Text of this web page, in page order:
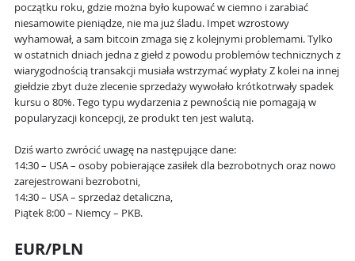
początku roku, gdzie można było kupować w ciemno i zarabiać
niesamowite pieniądze, nie ma już śladu. Impet wzrostowy
wyhamował, a sam bitcoin zmaga się z kolejnymi problemami. Tylko
w ostatnich dniach jedna z giełd z powodu problemów technicznych z
wiarygodnością transakcji musiała wstrzymać wypłaty Z kolei na innej
giełdzie zbyt duże zlecenie sprzedaży wywołało krótkotrwały spadek
kursu o 80%. Tego typu wydarzenia z pewnością nie pomagają w
popularyzacji koncepcji, że produkt ten jest walutą.
Dziś warto zwrócić uwagę na następujące dane:
14:30 – USA – osoby pobierające zasiłek dla bezrobotnych oraz nowo
zarejestrowani bezrobotni,
14:30 – USA – sprzedaż detaliczna,
Piątek 8:00 – Niemcy – PKB.
EUR/PLN